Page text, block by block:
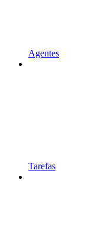
Agentes
Tarefas